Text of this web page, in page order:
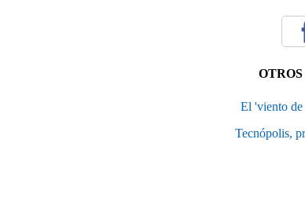
El 'viento de
Tecnópolis,